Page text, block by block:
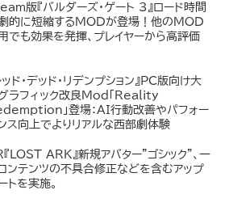
版『バルダーズ・ゲート 3』ロード時間
的に短縮するMODが登場！他のMOD
でも効果を発揮、プレイヤーから高評価
ッド・デッド・リデンプション』PC版向け大
ラフィック改良Mod「Reality
」登場：AI行動改善やパフォー
ス向上でよりリアルな西部劇体験
『LOST ARK』新規アバター"ゴシック"、一
ンテンツの不具合修正などを含むアップ
トを実施。